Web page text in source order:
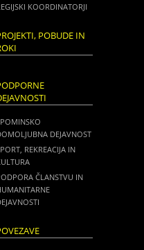
KOORDINATORJI
POBUDE IN
DEJAVNOST
REKREACIJA IN
ČLANSTVU IN